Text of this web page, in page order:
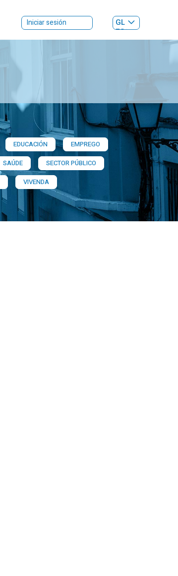
Iniciar sesión
GL
ES|
EDUCACIÓN
EMPREGO
SAÚDE
SECTOR PÚBLICO
VIVENDA